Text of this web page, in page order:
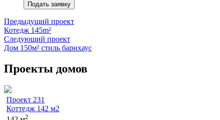
Подать заявку
Предыдущий проект
Котедж 145m²
Следующий проект
Дом 150м² cтиль барнхаус
Проекты домов
Проект 231
Коттедж 142 м2
2